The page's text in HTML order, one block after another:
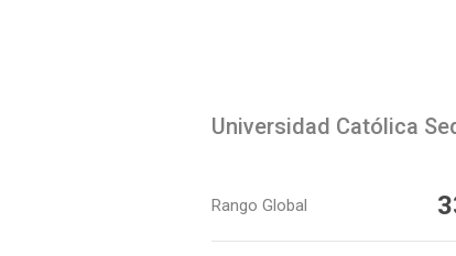
Universidad Católica
Rango Global